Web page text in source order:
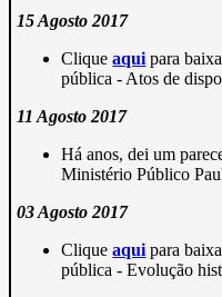
15 Agosto 2017
Clique aqui para
pública - Atos de
11 Agosto 2017
Há anos, dei um
Ministério Público
03 Agosto 2017
Clique aqui para
pública - Evolução